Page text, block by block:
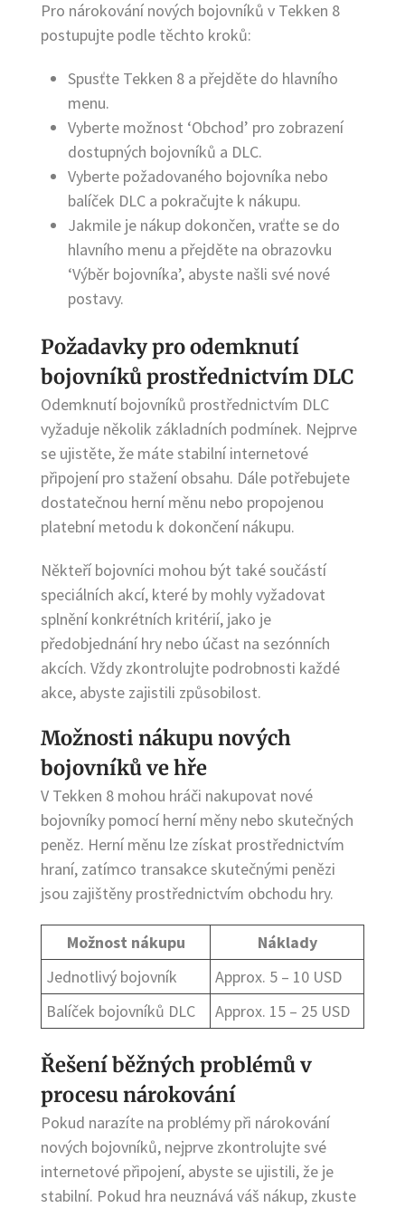
Pro nárokování nových bojovníků v Tekken 8
postupujte podle těchto kroků:
Spusťte Tekken 8 a přejděte do hlavního
menu.
Vyberte možnost ‘Obchod’ pro zobrazení
dostupných bojovníků a DLC.
Vyberte požadovaného bojovníka nebo
balíček DLC a pokračujte k nákupu.
Jakmile je nákup dokončen, vraťte se do
hlavního menu a přejděte na obrazovku
‘Výběr bojovníka’, abyste našli své nové
postavy.
Požadavky pro odemknutí
bojovníků prostřednictvím DLC
Odemknutí bojovníků prostřednictvím DLC
vyžaduje několik základních podmínek. Nejprve
se ujistěte, že máte stabilní internetové
připojení pro stažení obsahu. Dále potřebujete
dostatečnou herní měnu nebo propojenou
platební metodu k dokončení nákupu.
Někteří bojovníci mohou být také součástí
speciálních akcí, které by mohly vyžadovat
splnění konkrétních kritérií, jako je
předobjednání hry nebo účast na sezónních
akcích. Vždy zkontrolujte podrobnosti každé
akce, abyste zajistili způsobilost.
Možnosti nákupu nových
bojovníků ve hře
V Tekken 8 mohou hráči nakupovat nové
bojovníky pomocí herní měny nebo skutečných
peněz. Herní měnu lze získat prostřednictvím
hraní, zatímco transakce skutečnými penězi
jsou zajištěny prostřednictvím obchodu hry.
Možnost nákupu
Náklady
Jednotlivý bojovník
Approx. 5 – 10 USD
Balíček bojovníků DLC
Approx. 15 – 25 USD
Řešení běžných problémů v
procesu nárokování
Pokud narazíte na problémy při nárokování
nových bojovníků, nejprve zkontrolujte své
internetové připojení, abyste se ujistili, že je
stabilní. Pokud hra neuznává váš nákup, zkuste